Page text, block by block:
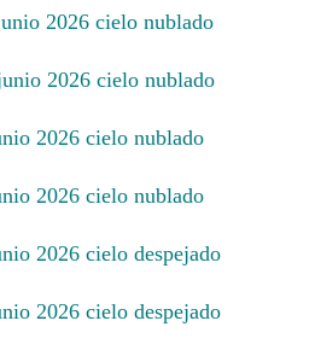
2026 cielo nublado
2026 cielo nublado
2026 cielo nublado
2026 cielo nublado
2026 cielo despejado
2026 cielo despejado